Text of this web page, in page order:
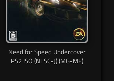
Need for Speed Undercover
PS2 ISO (NTSC-J) (MG-MF)